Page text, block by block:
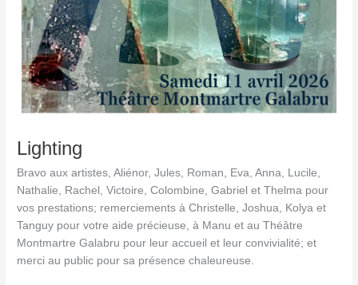
Lighting
Bravo aux artistes, Aliénor, Jules, Roman, Eva, Anna, Lucile,
Nathalie, Rachel, Victoire, Colombine, Gabriel et Thelma pour
vos prestations; remerciements à Christelle, Joshua, Kolya et
Tanguy pour votre aide précieuse, à Manu et au Théâtre
Montmartre Galabru pour leur accueil et leur convivialité; et
merci au public pour sa présence chaleureuse.